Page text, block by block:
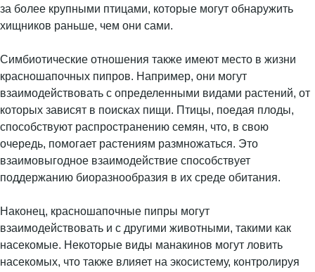
за более крупными птицами, которые могут обнаружить
хищников раньше, чем они сами.
Симбиотические отношения также имеют место в жизни
красношапочных пипров. Например, они могут
взаимодействовать с определенными видами растений, от
которых зависят в поисках пищи. Птицы, поедая плоды,
способствуют распространению семян, что, в свою
очередь, помогает растениям размножаться. Это
взаимовыгодное взаимодействие способствует
поддержанию биоразнообразия в их среде обитания.
Наконец, красношапочные пипры могут
взаимодействовать и с другими животными, такими как
насекомые. Некоторые виды манакинов могут ловить
насекомых, что также влияет на экосистему, контролируя